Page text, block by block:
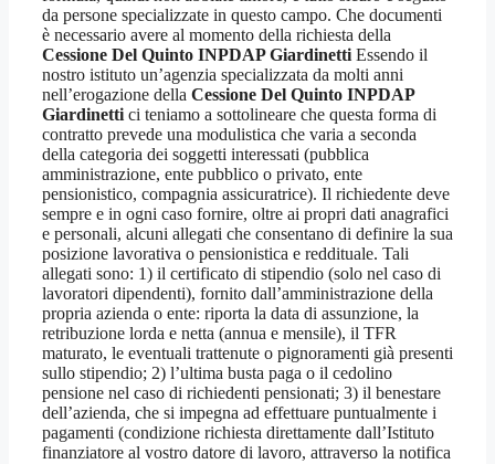
da persone specializzate in questo campo. Che documenti
è necessario avere al momento della richiesta della
Cessione Del Quinto INPDAP Giardinetti Essendo il
nostro istituto un’agenzia specializzata da molti anni
nell’erogazione della Cessione Del Quinto INPDAP
Giardinetti ci teniamo a sottolineare che questa forma di
contratto prevede una modulistica che varia a seconda
della categoria dei soggetti interessati (pubblica
amministrazione, ente pubblico o privato, ente
pensionistico, compagnia assicuratrice). Il richiedente deve
sempre e in ogni caso fornire, oltre ai propri dati anagrafici
e personali, alcuni allegati che consentano di definire la sua
posizione lavorativa o pensionistica e reddituale. Tali
allegati sono: 1) il certificato di stipendio (solo nel caso di
lavoratori dipendenti), fornito dall’amministrazione della
propria azienda o ente: riporta la data di assunzione, la
retribuzione lorda e netta (annua e mensile), il TFR
maturato, le eventuali trattenute o pignoramenti già presenti
sullo stipendio; 2) l’ultima busta paga o il cedolino
pensione nel caso di richiedenti pensionati; 3) il benestare
dell’azienda, che si impegna ad effettuare puntualmente i
pagamenti (condizione richiesta direttamente dall’Istituto
finanziatore al vostro datore di lavoro, attraverso la notifica